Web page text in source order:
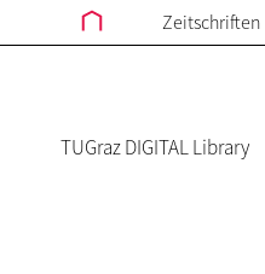
Zeitschriften
TUGraz DIGITAL Library